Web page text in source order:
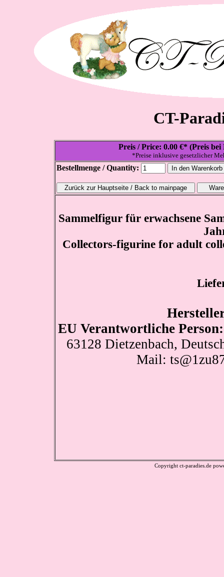
CT-
Preis / Price: 0.00 €* (Preis
*Preise inklusive gesetzlicher
Bestellmenge / Quantity:
Sammelfigur für erwachsene
Collectors-figurine for adult
EU Verantwortliche Person:
63128 Dietzenbach,
Mail:
Copyright ct-paradies.de